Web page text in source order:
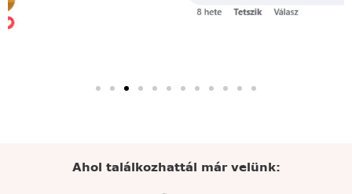
Ahol találkozhattál már velünk: